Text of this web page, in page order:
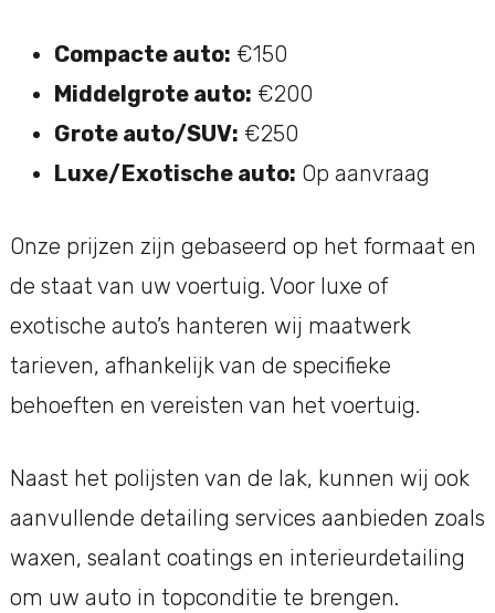
Compacte auto: €150
Middelgrote auto: €200
Grote auto/SUV: €250
Luxe/Exotische auto: Op aanvraag
Onze prijzen zijn gebaseerd op het formaat en
de staat van uw voertuig. Voor luxe of
exotische auto’s hanteren wij maatwerk
tarieven, afhankelijk van de specifieke
behoeften en vereisten van het voertuig.
Naast het polijsten van de lak, kunnen wij ook
aanvullende detailing services aanbieden zoals
waxen, sealant coatings en interieurdetailing
om uw auto in topconditie te brengen.